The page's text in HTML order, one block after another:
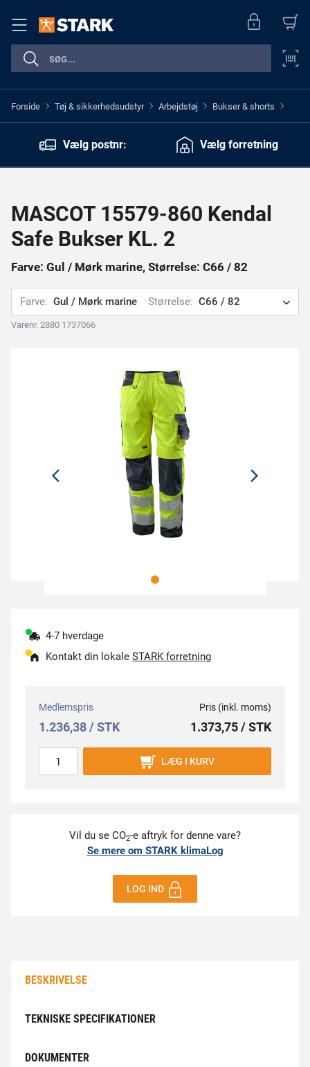
Forside > Tøj & sikkerhedsudstyr > Arbejdstøj > Bukser & shorts >
Vælg postnr: Vælg forretning
MASCOT 15579-860 Kendal
Safe Bukser KL. 2
Farve: Gul / Mørk marine, Størrelse: C66 / 82
Farve: Gul / Mørk marine Størrelse: C66 / 82
Varenr. 2880 1737066
4-7 hverdage
Kontakt din lokale STARK forretning
Medlemspris
1.236,38 / STK
Pris (inkl. moms)
1.373,75 / STK
LÆG I KURV
Vil du se CO2-e aftryk for denne vare?
Se mere om STARK klimaLog
LOG IND
BESKRIVELSE
TEKNISKE SPECIFIKATIONER
DOKUMENTER